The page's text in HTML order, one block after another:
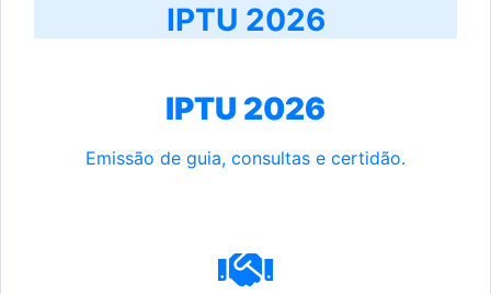
IPTU 2026
IPTU 2026
Emissão de guia, consultas e certidão.